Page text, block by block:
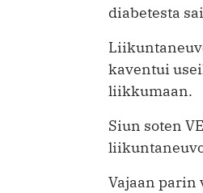
diabetesta
kaventui
liikkumaan.
Siun soten
Vajaan parin